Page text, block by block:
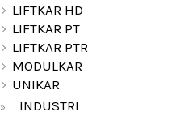
LIFTKAR HD
LIFTKAR PT
LIFTKAR PTR
MODULKAR
UNIKAR
» INDUSTRI